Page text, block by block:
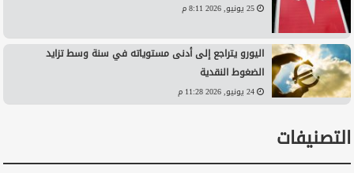
25 يونيو, 2026 8:11 م
اليورو يتراجع إلى أدنى مستوياته في سنة وسط تزايد
الضغوط النقدية
24 يونيو, 2026 11:28 م
التصنيفات